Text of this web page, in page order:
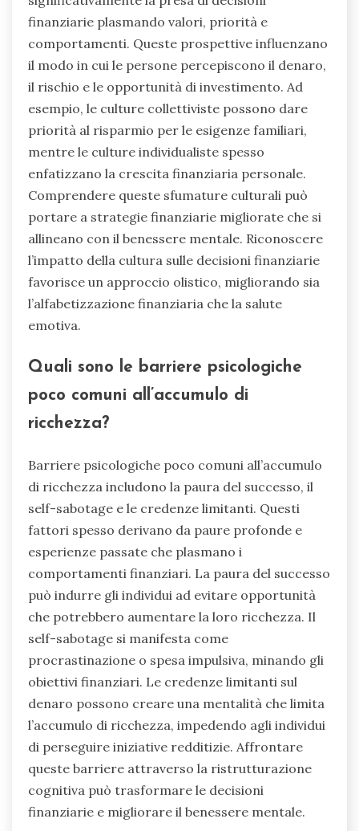
In che modo le prospettive culturali
plasmano la presa di decisioni
finanziarie?
Le prospettive culturali influenzano
significativamente la presa di decisioni
finanziarie plasmando valori, priorità e
comportamenti. Queste prospettive influenzano
il modo in cui le persone percepiscono il denaro,
il rischio e le opportunità di investimento. Ad
esempio, le culture collettiviste possono dare
priorità al risparmio per le esigenze familiari,
mentre le culture individualiste spesso
enfatizzano la crescita finanziaria personale.
portare a strategie finanziarie migliorate che si
allineano con il benessere mentale. Riconoscere
l’impatto della cultura sulle decisioni finanziarie
favorisce un approccio olistico, migliorando sia
emotiva.
Quali sono le barriere psicologiche
poco comuni all’accumulo di
ricchezza?
Barriere psicologiche poco comuni all’accumulo
di ricchezza includono la paura del successo, il
self-sabotage e le credenze limitanti. Questi
fattori spesso derivano da paure profonde e
esperienze passate che plasmano i
comportamenti finanziari. La paura del successo
può indurre gli individui ad evitare opportunità
che potrebbero aumentare la loro ricchezza. Il
self-sabotage si manifesta come
procrastinazione o spesa impulsiva, minando gli